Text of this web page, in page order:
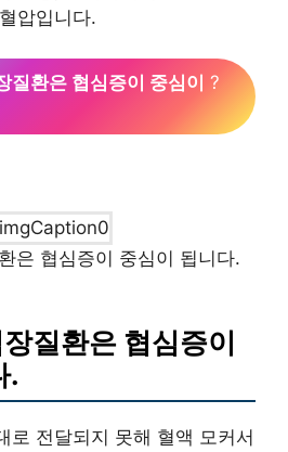
압입니다.
질환은 협심증이 중심이 ?
은 협심증이 중심이 됩니다.
질환은 협심증이
.
로 전달되지 못해 혈액 모커서